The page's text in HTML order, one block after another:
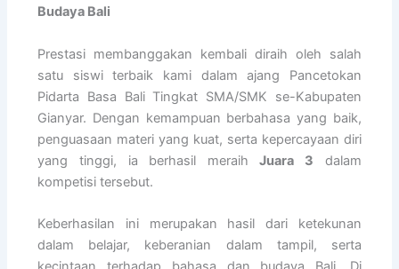
Budaya Bali
Prestasi membanggakan kembali diraih oleh salah
satu siswi terbaik kami dalam ajang Pancetokan
Pidarta Basa Bali Tingkat SMA/SMK se-Kabupaten
Gianyar. Dengan kemampuan berbahasa yang baik,
penguasaan materi yang kuat, serta kepercayaan diri
yang tinggi, ia berhasil meraihJuara 3 dalam
kompetisi tersebut.
Keberhasilan ini merupakan hasil dari ketekunan
dalam belajar, keberanian dalam tampil, serta